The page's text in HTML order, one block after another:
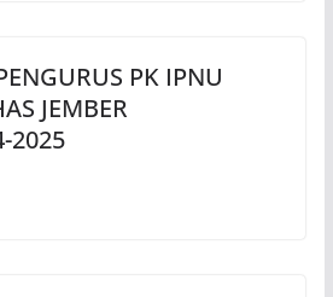
PK IPNU
JEMBER
2025